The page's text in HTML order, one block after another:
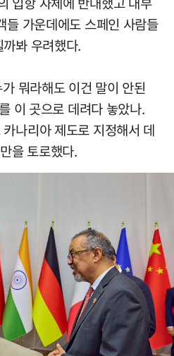
가운데에도 스페인 사람들
봐 우려했다.
뭐라해도 이건 말이 안된
이 곳으로 데려다 놓았나.
나리아 제도로 지정해서 데
을 토로했다.